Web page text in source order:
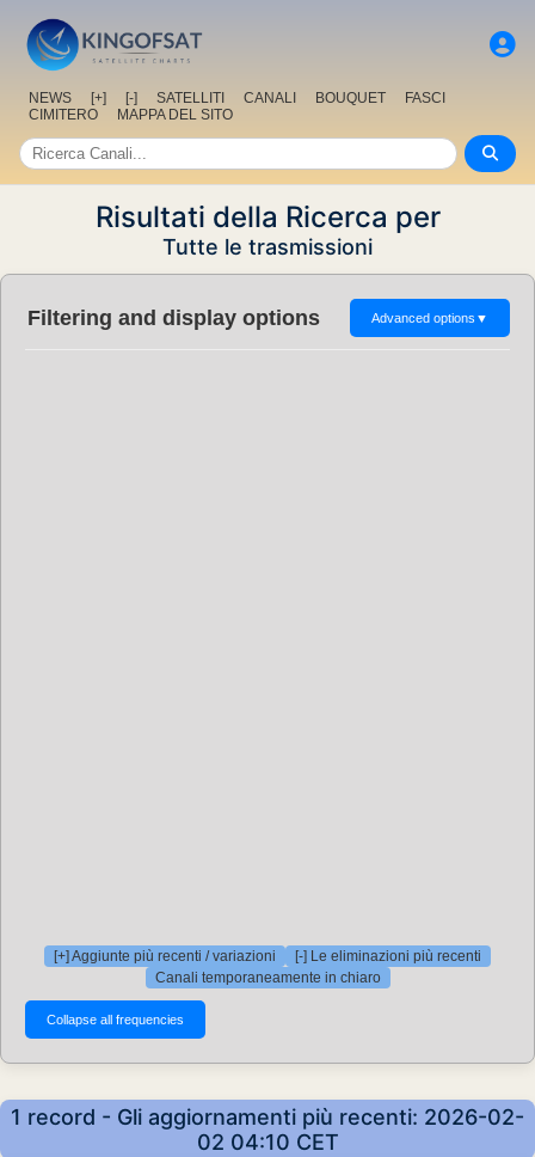
NEWS [+] [-] SATELLITI CANALI BOUQUET
FASCI
CIMITERO
MAPPA DEL SITO
Risultati della Ricerca per
Tutte le trasmissioni
Filtering and display options Advanced options ▼
[+] Aggiunte più recenti / variazioni
[-] Le eliminazioni più recenti
Canali temporaneamente in chiaro
1 record - Gli aggiornamenti più recenti: 2026-02-
02 04:10 CET